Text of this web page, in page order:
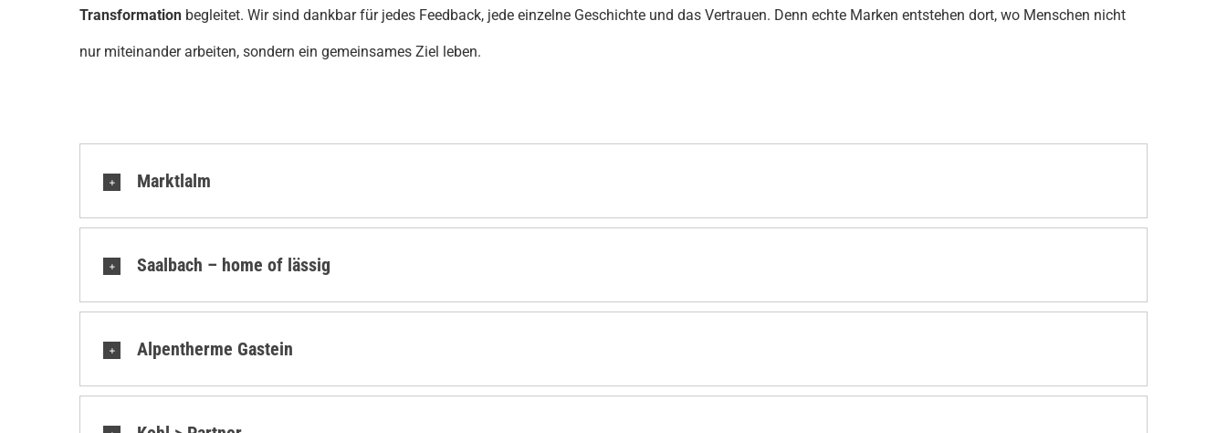
Transformation begleitet. Wir sind dankbar für jedes Feedback, jede einzelne Geschichte und das Vertrauen. Denn echte Marken entstehen dort, wo Menschen nicht
nur miteinander arbeiten, sondern ein gemeinsames Ziel leben.
Marktlalm
Saalbach – home of lässig
Alpentherme Gastein